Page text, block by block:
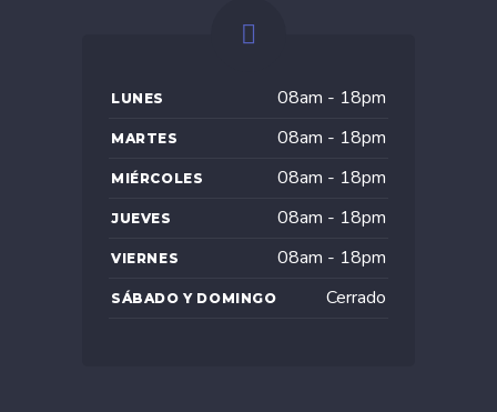
LUNES 08am - 18pm
MARTES 08am - 18pm
MIÉRCOLES 08am - 18pm
JUEVES 08am - 18pm
VIERNES 08am - 18pm
SÁBADO Y DOMINGO Cerrado